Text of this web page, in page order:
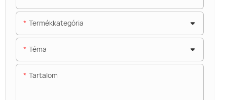
Termékkategória
Téma
Tartalom